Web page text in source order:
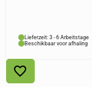
Lieferzeit: 3 - 6 Arbeitstage
Beschikbaar voor afhaling